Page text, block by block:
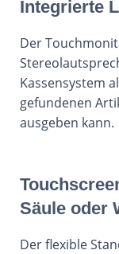
Integrierte
Der
Kassensystem
gefundenen
ausgeben kann.
Säule oder
Der flexible